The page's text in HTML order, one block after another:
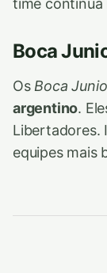
time continua
Boca
Os Boca
argentino.
Libertadores.
equipes mais